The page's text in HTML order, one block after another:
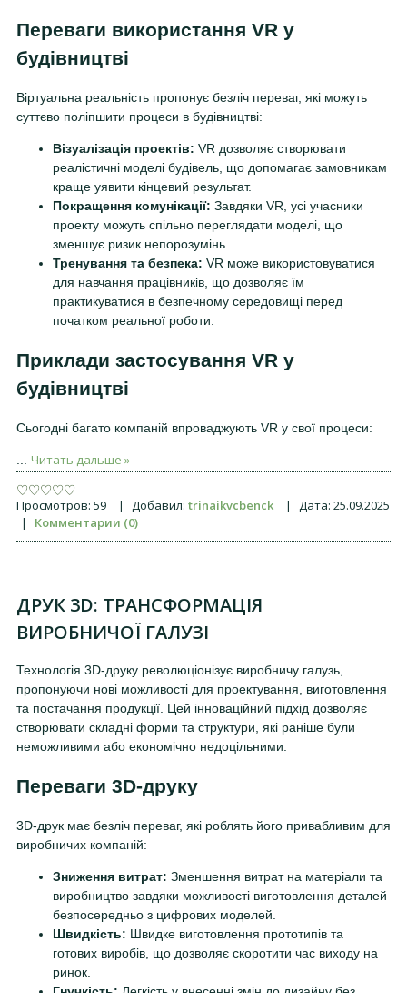
Переваги використання VR у
будівництві
Віртуальна реальність пропонує безліч переваг, які можуть
суттєво поліпшити процеси в будівництві:
Візуалізація проектів: VR дозволяє створювати
реалістичні моделі будівель, що допомагає замовникам
краще уявити кінцевий результат.
Покращення комунікації: Завдяки VR, усі учасники
проекту можуть спільно переглядати моделі, що
зменшує ризик непорозумінь.
Тренування та безпека: VR може використовуватися
для навчання працівників, що дозволяє їм
практикуватися в безпечному середовищі перед
початком реальної роботи.
Приклади застосування VR у
будівництві
Сьогодні багато компаній впроваджують VR у свої процеси:
Читать дальше »
Просмотров: 59 | Добавил: trinaikvcbenck | Дата: 25.09.2025
|
Комментарии (0)
ДРУК 3D: ТРАНСФОРМАЦІЯ
ВИРОБНИЧОЇ ГАЛУЗІ
Технологія 3D-друку революціонізує виробничу галузь,
пропонуючи нові можливості для проектування, виготовлення
та постачання продукції. Цей інноваційний підхід дозволяє
створювати складні форми та структури, які раніше були
неможливими або економічно недоцільними.
Переваги 3D-друку
3D-друк має безліч переваг, які роблять його привабливим для
виробничих компаній:
Зниження витрат: Зменшення витрат на матеріали та
виробництво завдяки можливості виготовлення деталей
безпосередньо з цифрових моделей.
Швидкість: Швидке виготовлення прототипів та
готових виробів, що дозволяє скоротити час виходу на
ринок.